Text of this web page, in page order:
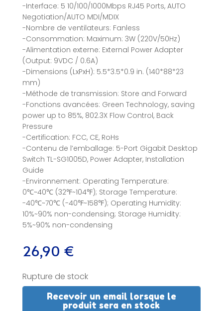
-Interface: 5 10/100/1000Mbps RJ45 Ports, AUTO
Negotiation/AUTO MDI/MDIX
-Nombre de ventilateurs: Fanless
-Consommation: Maximum: 3W (220V/50Hz)
-Alimentation externe: External Power Adapter
(Output: 9VDC / 0.6A)
-Dimensions (LxPxH): 5.5*3.5*0.9 in. (140*88*23
mm)
-Méthode de transmission: Store and Forward
-Fonctions avancées: Green Technology, saving
power up to 85%, 802.3X Flow Control, Back
Pressure
-Certification: FCC, CE, RoHs
-Contenu de l’emballage: 5-Port Gigabit Desktop
Switch TL-SG1005D, Power Adapter, Installation
Guide
-Environnement: Operating Temperature:
0℃~40℃ (32℉~104℉); Storage Temperature:
-40℃~70℃ (-40℉~158℉); Operating Humidity:
10%~90% non-condensing; Storage Humidity:
5%~90% non-condensing
26,90 €
Rupture de stock
Recevoir un email lorsque le
produit sera en stock